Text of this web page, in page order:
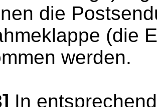
die
(die
werden.
In